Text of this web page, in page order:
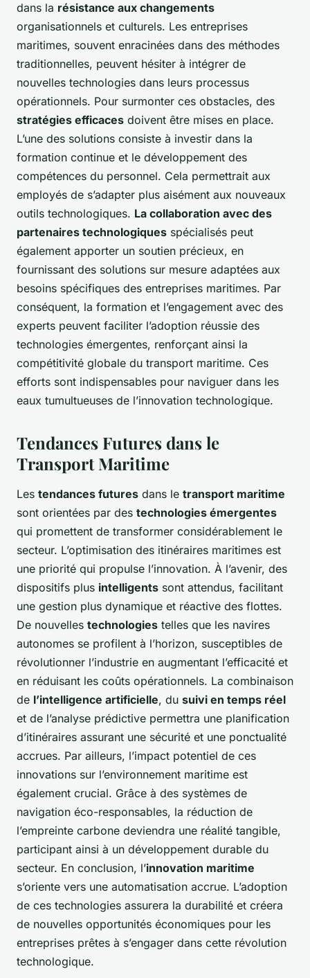
dans la résistance aux changements
organisationnels et culturels. Les entreprises
maritimes, souvent enracinées dans des méthodes
traditionnelles, peuvent hésiter à intégrer de
nouvelles technologies dans leurs processus
opérationnels. Pour surmonter ces obstacles, des
stratégies efficaces doivent être mises en place.
L’une des solutions consiste à investir dans la
formation continue et le développement des
compétences du personnel. Cela permettrait aux
employés de s’adapter plus aisément aux nouveaux
outils technologiques. La collaboration avec des
partenaires technologiques spécialisés peut
également apporter un soutien précieux, en
fournissant des solutions sur mesure adaptées aux
besoins spécifiques des entreprises maritimes. Par
conséquent, la formation et l’engagement avec des
experts peuvent faciliter l’adoption réussie des
technologies émergentes, renforçant ainsi la
compétitivité globale du transport maritime. Ces
efforts sont indispensables pour naviguer dans les
eaux tumultueuses de l’innovation technologique.
Tendances Futures dans le
Transport Maritime
Les tendances futures dans le transport maritime
sont orientées par des technologies émergentes
qui promettent de transformer considérablement le
secteur. L’optimisation des itinéraires maritimes est
une priorité qui propulse l’innovation. À l’avenir, des
dispositifs plus intelligents sont attendus, facilitant
une gestion plus dynamique et réactive des flottes.
De nouvelles technologies telles que les navires
autonomes se profilent à l’horizon, susceptibles de
révolutionner l’industrie en augmentant l’efficacité et
en réduisant les coûts opérationnels. La combinaison
de l’intelligence artificielle, du suivi en temps réel
et de l’analyse prédictive permettra une planification
d’itinéraires assurant une sécurité et une ponctualité
accrues. Par ailleurs, l’impact potentiel de ces
innovations sur l’environnement maritime est
également crucial. Grâce à des systèmes de
navigation éco-responsables, la réduction de
l’empreinte carbone deviendra une réalité tangible,
participant ainsi à un développement durable du
secteur. En conclusion, l’innovation maritime
s’oriente vers une automatisation accrue. L’adoption
de ces technologies assurera la durabilité et créera
de nouvelles opportunités économiques pour les
entreprises prêtes à s’engager dans cette révolution
technologique.